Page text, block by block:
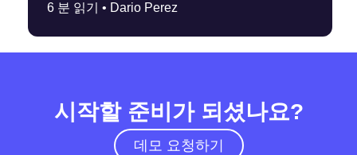
6 분 읽기 • Dario Perez
시작할 준비가 되셨나요?
데모 요청하기